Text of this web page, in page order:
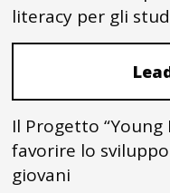
literacy per gli
Il Progetto “Young
favorire lo
giovani